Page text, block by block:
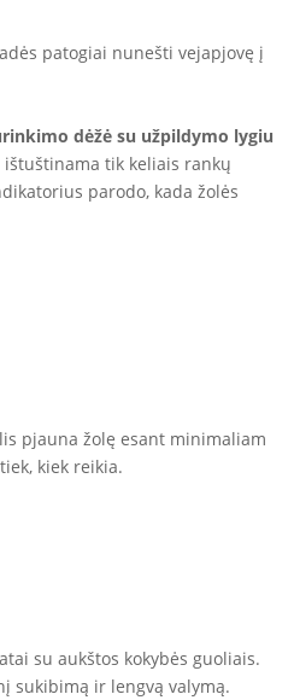
patogiai nunešti vejapjovę į
dėžė su užpildymo lygiu
tik keliais rankų
parodo, kada žolės
pjauna žolę esant minimaliam
kiek reikia.
su aukštos kokybės guoliais.
sukibimą ir lengvą valymą.